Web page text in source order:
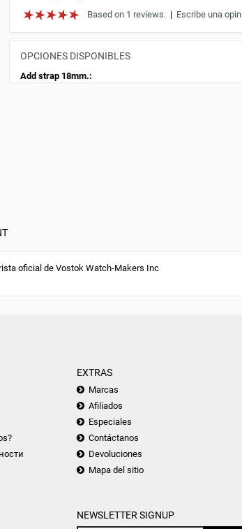
Based on 1 reviews.| Escribe una
OPCIONES DISPONIBLES
Add strap 18mm.:
oficial de Vostok Watch-Makers Inc
EXTRAS
Marcas
Afiliados
Especiales
Contáctanos
Devoluciones
Mapa del sitio
NEWSLETTER SIGNUP